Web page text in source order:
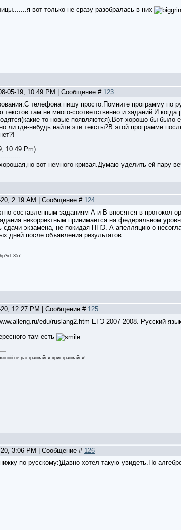
вот только не сразу разобралась в них
05-19, 10:49 PM | Сообщение # 123
телефона пишу просто.Помните программу по
текстов там не много-соответственно и заданий.И
то новые появляются).Вот хорошо бы
ли где-нибудь найти эти тексты?В этой программе
10:49 Pm)
вот немного кривая.Думаю уделить ей пару
2:19 AM | Сообщение # 124
составленным заданиям А и В вносятся в протокол
некорректным принимается на федеральном
сдачи экзамена, не покидая ППЭ. А апелляцию о
дней после объявления результатов.
12:27 PM | Сообщение # 125
edu/ruslang2.htm ЕГЭ 2007-2008. Русский
там есть
не растраивайся-пристраивайся!
3:06 PM | Сообщение # 126
по русскому:)Давно хотел такую увидеть.По